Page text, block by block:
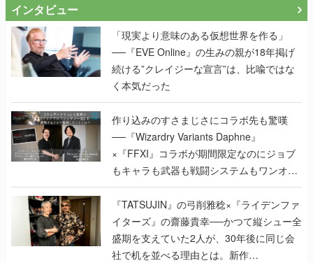
インタビュー
「現実より意味のある仮想世界を作る」
──『EVE Online』の生みの親が18年掲げ
続ける”クレイジーな宣言”は、比喩ではな
く本気だった
作り込みのすさまじさにコラボ先も驚嘆
──『Wizardry Variants Daphne』
×『FFXI』コラボが期間限定なのにジョブ
もキャラも武器も戦闘システムもワンオフ
で作り込まれた理由を両ディレクターに聞
く
『TATSUJIN』の弓削雅稔×『ライデンファ
イターズ』の齋藤貴幸──かつて縦シュー全
盛期を支えていた2人が、30年後に同じ会
社で机を並べる理由とは。新作